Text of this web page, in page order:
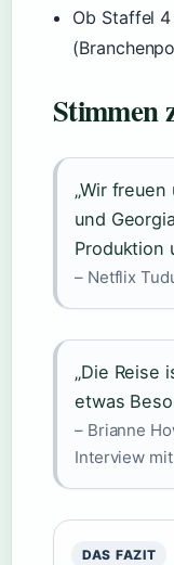
Ob Staffel
Stimmen
„Wir
und
Produktion
– Netflix
„Die Reise
etwas
– Brianne
Interview mit
DAS FAZIT